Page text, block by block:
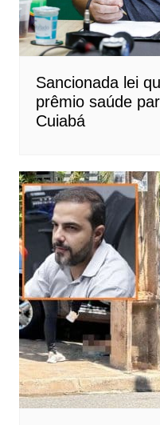
Sancionada lei
prêmio saúde
Cuiabá